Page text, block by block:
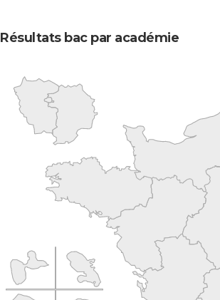
Résultats bac par académie